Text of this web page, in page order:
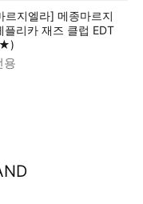
르지엘라] 메종마르지
플리카 재즈 클럽 EDT
용